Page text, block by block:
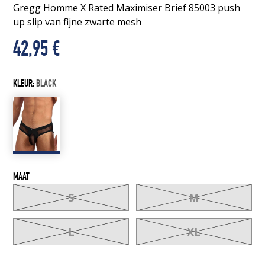
Gregg Homme X Rated Maximiser Brief 85003 push
up slip van fijne zwarte mesh
42,95€
KLEUR:BLACK
MAAT
S M
L XL